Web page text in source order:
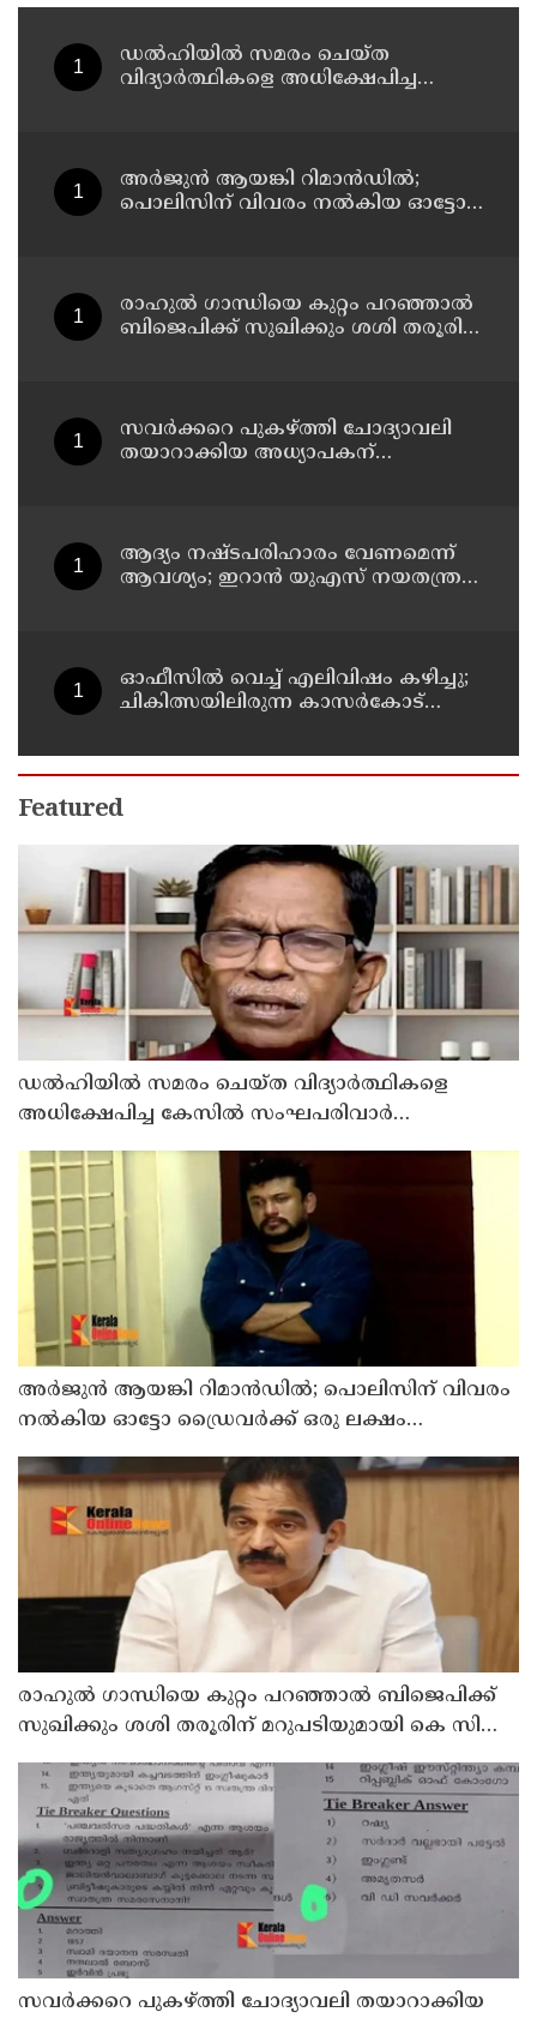
ഡൽഹിയിൽ സമരം ചെയ്ത
വിദ്യാർത്ഥികളെ അധിക്ഷേപിച്ച
അര്‍ജുന്‍ ആയങ്കി റിമാന്‍ഡില്‍;
പൊലിസിന് വിവരം നൽകിയ ഓട്ടോ
രാഹുല്‍ ഗാന്ധിയെ കുറ്റം പറഞ്ഞാല്‍
ബിജെപിക്ക് സുഖിക്കും ശശി തരൂരിന്
സവര്‍ക്കറെ പുകഴ്ത്തി ചോദ്യാവലി
തയാറാക്കിയ അധ്യാപകന്
ആദ്യം നഷ്ടപരിഹാരം വേണമെന്ന്
ആവശ്യം; ഇറാന്‍ യുഎസ് നയതന്ത്ര
ഓഫീസില്‍ വെച്ച് എലിവിഷം കഴിച്ചു;
ചികിത്സയിലിരുന്ന കാസര്‍കോട്
Featured
ഡൽഹിയിൽ സമരം ചെയ്ത വിദ്യാർത്ഥികളെ
അധിക്ഷേപിച്ച കേസില്‍ സംഘപരിവാർ
അര്‍ജുന്‍ ആയങ്കി റിമാന്‍ഡില്‍; പൊലിസിന് വിവരം
നൽകിയ ഓട്ടോ ഡ്രൈവർക്ക് ഒരു ലക്ഷം
രാഹുല്‍ ഗാന്ധിയെ കുറ്റം പറഞ്ഞാല്‍ ബിജെപിക്ക്
സുഖിക്കും ശശി തരൂരിന് മറുപടിയുമായി കെ സി
സവര്‍ക്കറെ പുകഴ്ത്തി ചോദ്യാവലി തയാറാക്കിയ